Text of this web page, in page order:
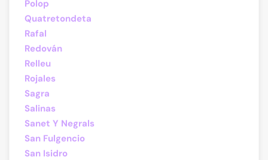
Polop
Quatretondeta
Rafal
Redován
Relleu
Rojales
Sagra
Salinas
Sanet Y Negrals
San Fulgencio
San Isidro